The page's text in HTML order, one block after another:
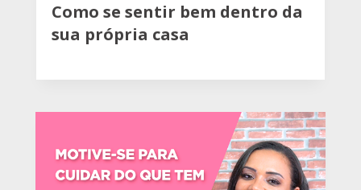
Como se sentir bem dentro da
sua própria casa